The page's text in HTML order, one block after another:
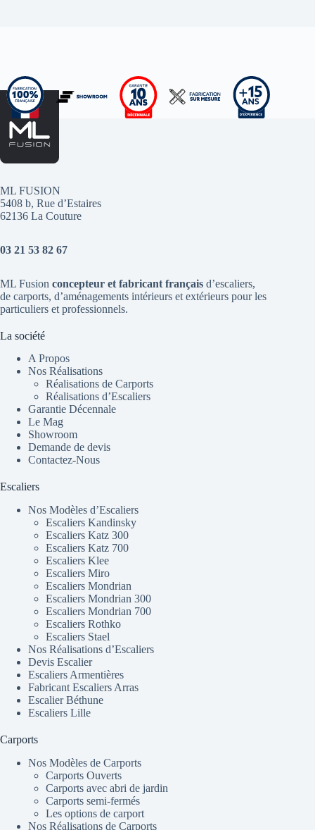
ML FUSION
5408 b, Rue d’Estaires
62136 La Couture
03 21 53 82 67
ML Fusion concepteur et fabricant français d’escaliers,
de carports, d’aménagements intérieurs et extérieurs pour les
particuliers et professionnels.
La société
A Propos
Nos Réalisations
Réalisations de Carports
Réalisations d’Escaliers
Garantie Décennale
Le Mag
Showroom
Demande de devis
Contactez-Nous
Escaliers
Nos Modèles d’Escaliers
Escaliers Kandinsky
Escaliers Katz 300
Escaliers Katz 700
Escaliers Klee
Escaliers Miro
Escaliers Mondrian
Escaliers Mondrian 300
Escaliers Mondrian 700
Escaliers Rothko
Escaliers Stael
Nos Réalisations d’Escaliers
Devis Escalier
Escaliers Armentières
Fabricant Escaliers Arras
Escalier Béthune
Escaliers Lille
Carports
Nos Modèles de Carports
Carports Ouverts
Carports avec abri de jardin
Carports semi-fermés
Les options de carport
Nos Réalisations de Carports